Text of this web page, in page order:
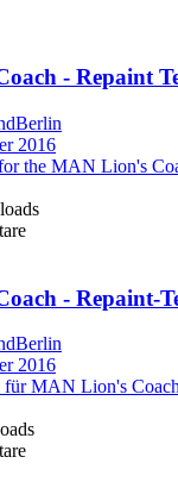
- Repaint
2016
the MAN Lion's
- Repaint-
2016
für MAN Lion's